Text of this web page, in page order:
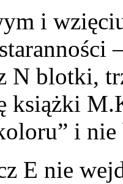
i
N blotki,
książki
i
E nie